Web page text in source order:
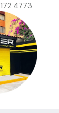
4773